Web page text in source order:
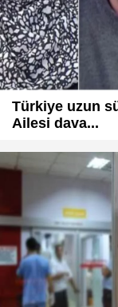
Türkiye uzun
Ailesi dava...